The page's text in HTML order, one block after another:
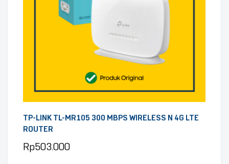
TP-LINK TL-MR105 300 MBPS WIRELESS N 4G LTE
ROUTER
Rp503.000